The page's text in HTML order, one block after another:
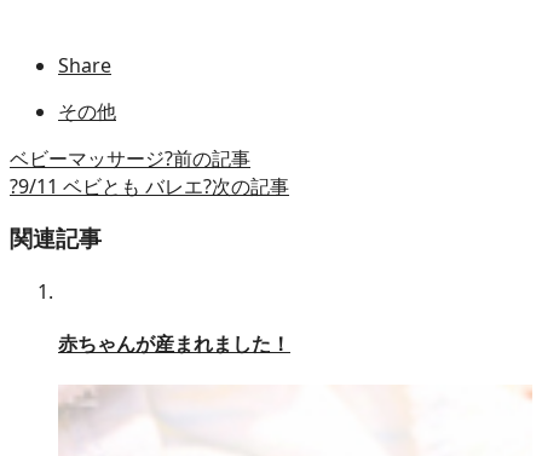
Share
その他
ベビーマッサージ?前の記事
?9/11 ベビとも バレエ?次の記事
関連記事
赤ちゃんが産まれました！